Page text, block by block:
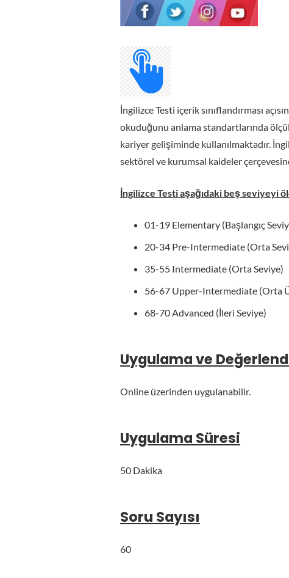
İngilizce Testi içerik sınıflandırması
okuduğunu anlama standartlarında
kariyer gelişiminde kullanılmaktadır.
sektörel ve kurumsal kaideler
İngilizce Testi aşağıdaki beş seviyeyi
01-19 Elementary (Başlangıç
20-34 Pre-Intermediate (Orta
35-55 Intermediate (Orta Seviye)
56-67 Upper-Intermediate (Orta
68-70 Advanced (İleri Seviye)
Uygulama ve
Online üzerinden uygulanabilir.
Uygulama Süresi
50 Dakika
Soru Sayısı
60